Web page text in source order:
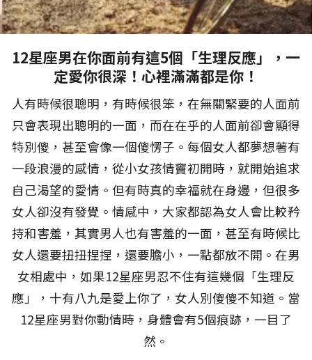
12星座男在你面前有這5個「生理反應」，一
定愛你很深！心裡滿滿都是你！
人有時候很聰明，有時候很笨，在無關緊要的人面前
只會表現出聰明的一面，而在在乎的人面前卻會顯得
特別傻，甚至會像一個傻愣子。每個女人都夢想著有
一段浪漫的感情，從小女孩情竇初開時，就開始追求
自己渴望的愛情。但有時真的幸福就在身邊，但很多
女人卻沒有發覺。情感中，大家都認為女人會比較矜
持和害羞，其實男人也有害羞的一面，甚至有時候比
女人還要扭扭捏捏，還要膽小，一點都放不開。在男
女相處中，如果12星座男忍不住有這幾個「生理反
應」，十有八九是愛上你了，女人別傻傻不知道。當
12星座男對你動情時，身體會有5個痕跡，一目了
然。